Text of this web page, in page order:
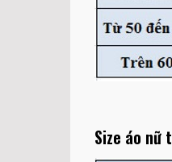
Size áo nữ